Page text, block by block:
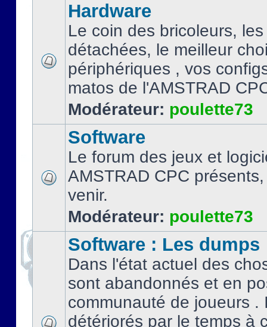
Hardware
Le coin des bricoleurs,
détachées, le meilleur
périphériques , vos
matos de l'AMSTRAD
Modérateur: poulette73
Software
Le forum des jeux et
AMSTRAD CPC
venir.
Modérateur: poulette73
Software : Les dumps
Dans l'état actuel des
sont abandonnés et en
communauté de joueurs .
détériorés par le temps à